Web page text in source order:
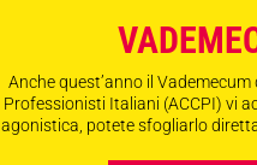
Anche quest’anno il
Professionisti Italiani (ACCPI) vi
agonistica, potete sfogliarlo